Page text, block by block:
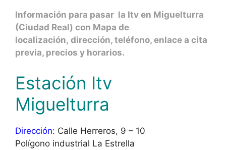
Información para pasar la Itv en Miguelturra
(Ciudad Real) con Mapa de
localización, dirección, teléfono, enlace a cita
previa, precios y horarios.
Estación Itv
Miguelturra
Dirección: Calle Herreros, 9 – 10
Polígono industrial La Estrella